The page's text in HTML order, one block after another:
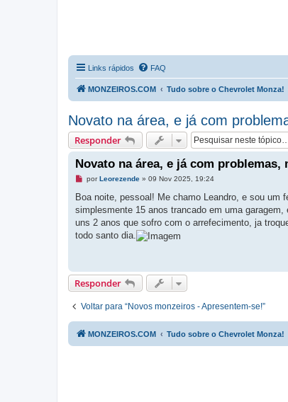
Links rápidos FAQ
MONZEIROS.COM Tudo sobre o Chevrolet Monza!
Novato na área, e já com
Responder
Novato na área, e já com problemas,
M
n
a
g
m
l
d
porLeorezende» 09 Nov 2025, 19:24
Boa noite, pessoal! Me chamo Leandro, e sou
simplesmente 15 anos trancado em uma
uns 2 anos que sofro com o arrefecimento, ja
todo santo dia.
Responder
Voltar para “Novos monzeiros - Apresentem-se!”
MONZEIROS.COM Tudo sobre o Chevrolet Monza!